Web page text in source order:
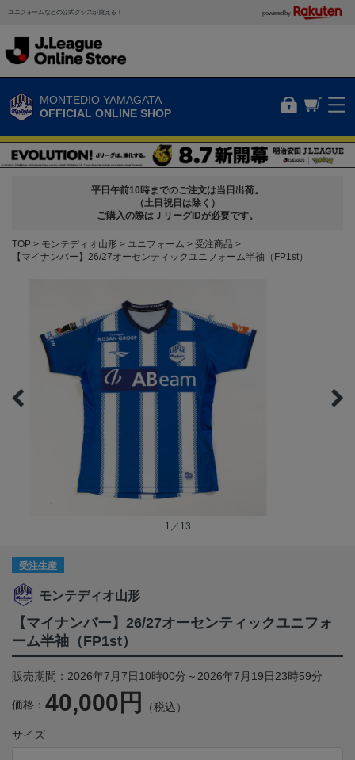
ユニフォームなどの公式グッズが買える！ powered by
MONTEDIO YAMAGATA
OFFICIAL ONLINE SHOP
平日午前10時までのご注文は当日出荷。
（土日祝日は除く）
ご購入の際はＪリーグIDが必要です。
TOP モンテディオ山形 ユニフォーム
受注商品
【マイナンバー】26/27オーセンティックユニフォーム半袖（FP1st）
1／13
受注生産
モンテディオ山形
【マイナンバー】26/27オーセンティックユニフォ
ーム半袖（FP1st）
販売期間：2026年7月7日10時00分～2026年7月19日23時59分
価格： 40,000円 （税込）
サイズ